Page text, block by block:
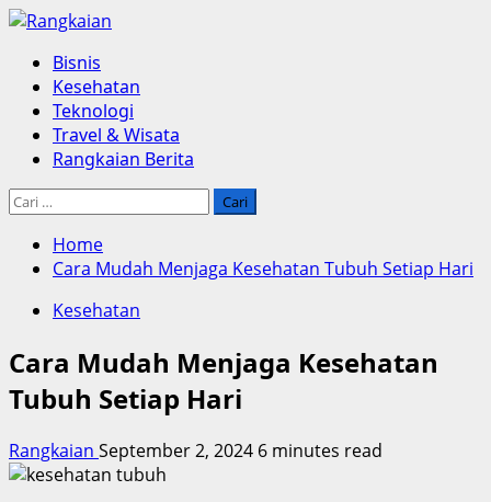
Skip
content
Primary
Menu
Bisnis
Kesehatan
Teknologi
Travel & Wisata
Rangkaian Berita
Cari
Home
Cara Mudah Menjaga Kesehatan Tubuh Setiap Hari
Kesehatan
Cara Mudah Menjaga Kesehatan
Tubuh Setiap Hari
Rangkaian September 2, 2024 6 minutes read